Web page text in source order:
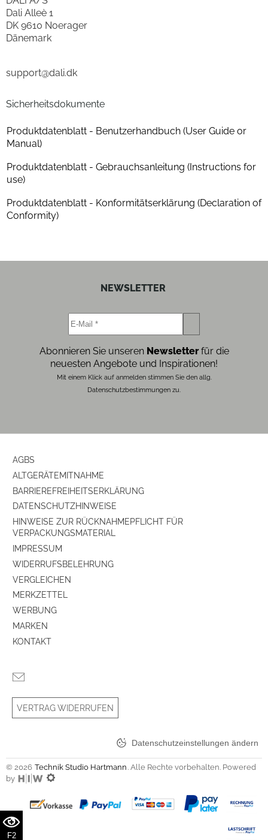
F2
Höhe (cm) 82.6
Gewicht (kg) 10.8
Anzahl der Lautsprecherboxen
Farben
Anzahl der Lautsprecherboxen
Stereo-Lautsprecher
Dali Alleè 1
DK 9610 Noerager
Dänemark
support@dali.dk
Sicherheitsdokumente
Produktdatenblatt - Benutzerhandbuch (User Guide or
Manual)
Produktdatenblatt - Gebrauchsanleitung (Instructions for
use)
Produktdatenblatt - Konformitätserklärung (Declaration of
Conformity)
NEWSLETTER
Abonnieren Sie unseren Newsletterfür die
neuesten Angebote und Inspirationen!
Mit einem Klick auf anmelden stimmen Sie den allg.
Datenschutzbestimmungen zu.
AGBS
ALTGERÄTEMITNAHME
BARRIEREFREIHEITSERKLÄRUNG
DATENSCHUTZHINWEISE
HINWEISE ZUR RÜCKNAHMEPFLICHT FÜR
VERPACKUNGSMATERIAL
IMPRESSUM
WIDERRUFSBELEHRUNG
VERGLEICHEN
MERKZETTEL
WERBUNG
MARKEN
KONTAKT
VERTRAG WIDERRUFEN
Datenschutzeinstellungen ändern
© 2026 Technik Studio Hartmann . Alle Rechte vorbehalten. Powered
by